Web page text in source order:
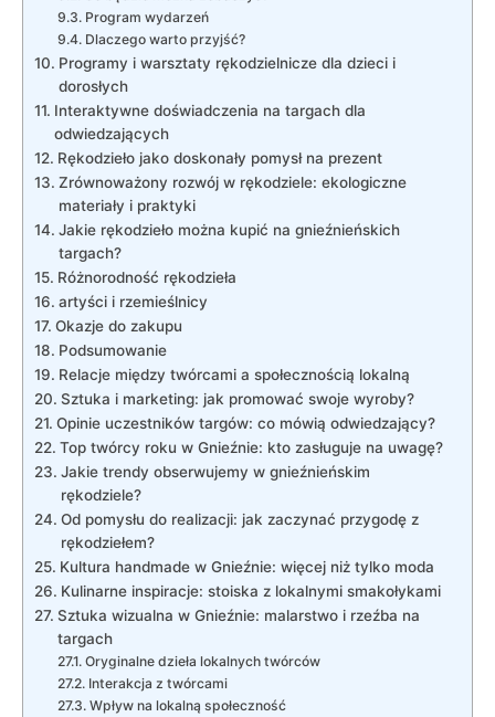
Program wydarzeń
Dlaczego ​warto przyjść?
Programy ⁤i warsztaty⁤ rękodzielnicze dla dzieci i
dorosłych
Interaktywne doświadczenia⁢ na targach dla
odwiedzających
Rękodzieło jako doskonały pomysł na‌ prezent
Zrównoważony rozwój w ‍rękodziele: ekologiczne
materiały‌ i praktyki
Jakie rękodzieło⁤ można kupić na gnieźnieńskich
targach?
Różnorodność ⁤rękodzieła
artyści i rzemieślnicy
Okazje do zakupu
Podsumowanie
Relacje ​między twórcami a społecznością lokalną
Sztuka i marketing: jak promować swoje wyroby?
Opinie uczestników targów: co⁢ mówią ​odwiedzający?
Top​ twórcy roku w Gnieźnie:​ kto zasługuje ​na uwagę?
Jakie‍ trendy obserwujemy w gnieźnieńskim
rękodziele?
Od pomysłu do realizacji: jak zaczynać przygodę ​z
rękodziełem?
Kultura handmade w Gnieźnie: ⁤więcej niż tylko moda
Kulinarne inspiracje: stoiska z lokalnymi ​smakołykami
Sztuka wizualna ⁢w Gnieźnie: malarstwo i⁢ rzeźba na
targach
Oryginalne dzieła lokalnych twórców
Interakcja ‍z twórcami
Wpływ na ​lokalną społeczność